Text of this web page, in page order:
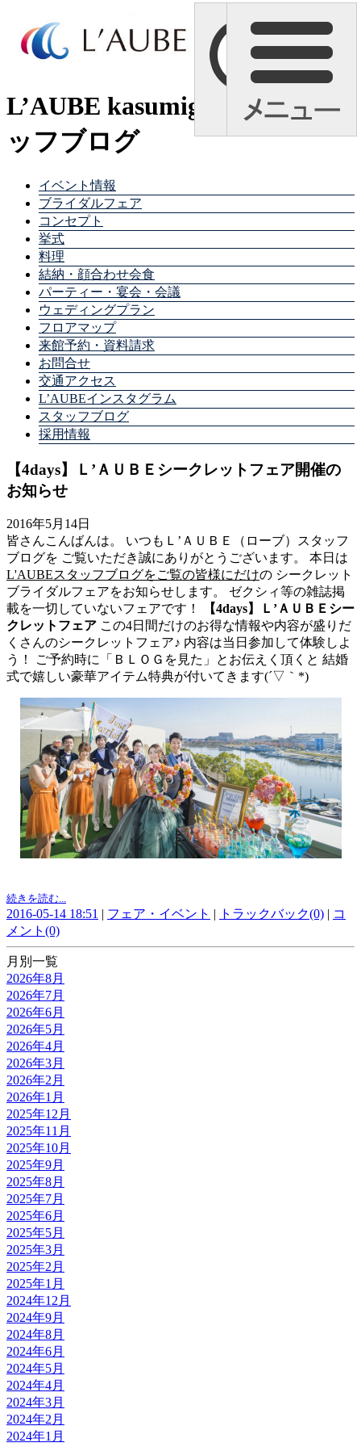
L’AUBE kasumigaura スタ
ッフブログ
イベント情報
ブライダルフェア
コンセプト
挙式
料理
結納・顔合わせ会食
パーティー・宴会・会議
ウェディングプラン
フロアマップ
来館予約・資料請求
お問合せ
交通アクセス
L’AUBEインスタグラム
スタッフブログ
採用情報
【4days】Ｌ’ＡＵＢＥシークレットフェア開催の
お知らせ
2016年5月14日
皆さんこんばんは。 いつもＬ’ＡＵＢＥ（ローブ）スタッフ
ブログを ご覧いただき誠にありがとうございます。 本日は
L'AUBEスタッフブログをご覧の皆様にだけの シークレット
ブライダルフェアをお知らせします。 ゼクシィ等の雑誌掲
載を一切していないフェアです！
【4days】Ｌ’ＡＵＢＥシー
クレットフェア この4日間だけのお得な情報や内容が盛りだ
くさんのシークレットフェア♪ 内容は当日参加して体験しよ
う！ ご予約時に「ＢＬＯＧを見た」とお伝えく頂くと 結婚
式で嬉しい豪華アイテム特典が付いてきます(´▽｀*)
続きを読む...
2016-05-14 18:51 | フェア・イベント | トラックバック(0) | コ
メント(0)
月別一覧
2026年8月
2026年7月
2026年6月
2026年5月
2026年4月
2026年3月
2026年2月
2026年1月
2025年12月
2025年11月
2025年10月
2025年9月
2025年8月
2025年7月
2025年6月
2025年5月
2025年3月
2025年2月
2025年1月
2024年12月
2024年9月
2024年8月
2024年6月
2024年5月
2024年4月
2024年3月
2024年2月
2024年1月